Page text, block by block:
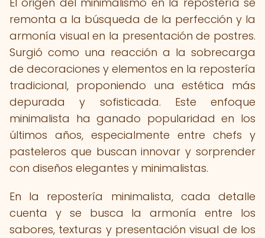
remonta a la búsqueda de la perfección y la
armonía visual en la presentación de postres.
Surgió como una reacción a la sobrecarga
de decoraciones y elementos en la repostería
tradicional, proponiendo una estética más
depurada y sofisticada. Este enfoque
minimalista ha ganado popularidad en los
últimos años, especialmente entre chefs y
pasteleros que buscan innovar y sorprender
con diseños elegantes y minimalistas.
En la repostería minimalista, cada detalle
cuenta y se busca la armonía entre los
sabores, texturas y presentación visual de los